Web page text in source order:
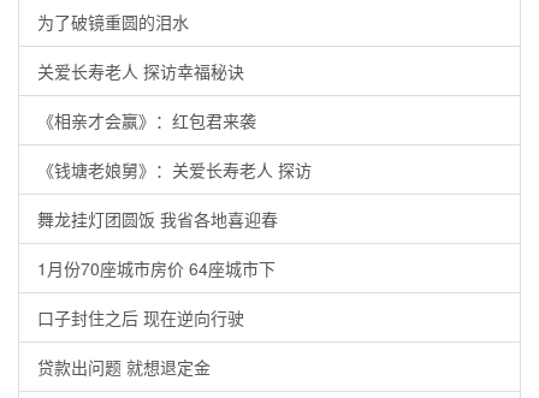
为了破镜重圆的泪水
关爱长寿老人 探访幸福秘诀
《相亲才会赢》：红包君来袭
《钱塘老娘舅》：关爱长寿老人 探访
舞龙挂灯团圆饭 我省各地喜迎春
1月份70座城市房价 64座城市下
口子封住之后 现在逆向行驶
贷款出问题 就想退定金